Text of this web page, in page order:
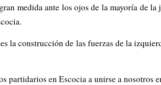
medida ante los ojos de la mayoría de
la construcción de las fuerzas de la
partidarios en Escocia a unirse a nosotros